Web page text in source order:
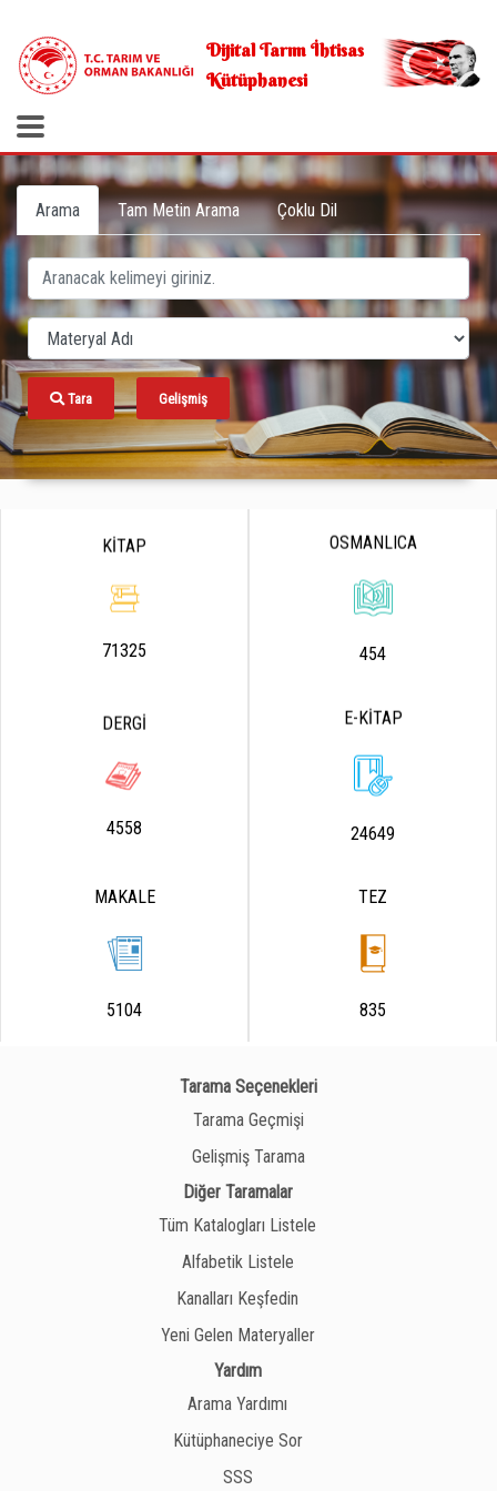
Dijital Tarım İhtisas
Kütüphanesi
Arama Tam Metin Arama Çoklu Dil
Tara Gelişmiş
KİTAP
71325
OSMANLICA
454
DERGİ
4558
E-KİTAP
24649
MAKALE
5104
TEZ
835
Tarama Seçenekleri
Tarama Geçmişi
Gelişmiş Tarama
Diğer Taramalar
Tüm Katalogları Listele
Alfabetik Listele
Kanalları Keşfedin
Yeni Gelen Materyaller
Yardım
Arama Yardımı
Kütüphaneciye Sor
SSS